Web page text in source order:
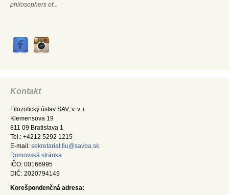
philosophers of...
Kontakt
Filozofický ústav SAV, v. v. i.
Klemensova 19
811 09 Bratislava 1
Tel.: +4212 5292 1215
E-mail: sekretariat.fiu@savba.sk
Domovská stránka
IČO: 00166995
DIČ: 2020794149
Korešpondenčná adresa: